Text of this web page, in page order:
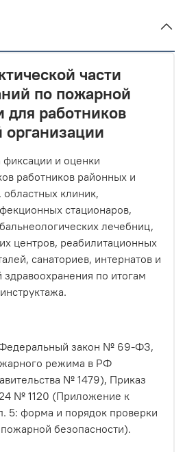
части
по пожарной
для работников
и оценки
работников районных и
клиник,
стационаров,
лечебниц,
центров, реабилитационных
санаториев, интернатов и
здравоохранения по итогам
закон № 69-ФЗ,
режима в РФ
№ 1479), Приказ
№ 1120 (Приложение к
5: форма и порядок проверки
безопасности).